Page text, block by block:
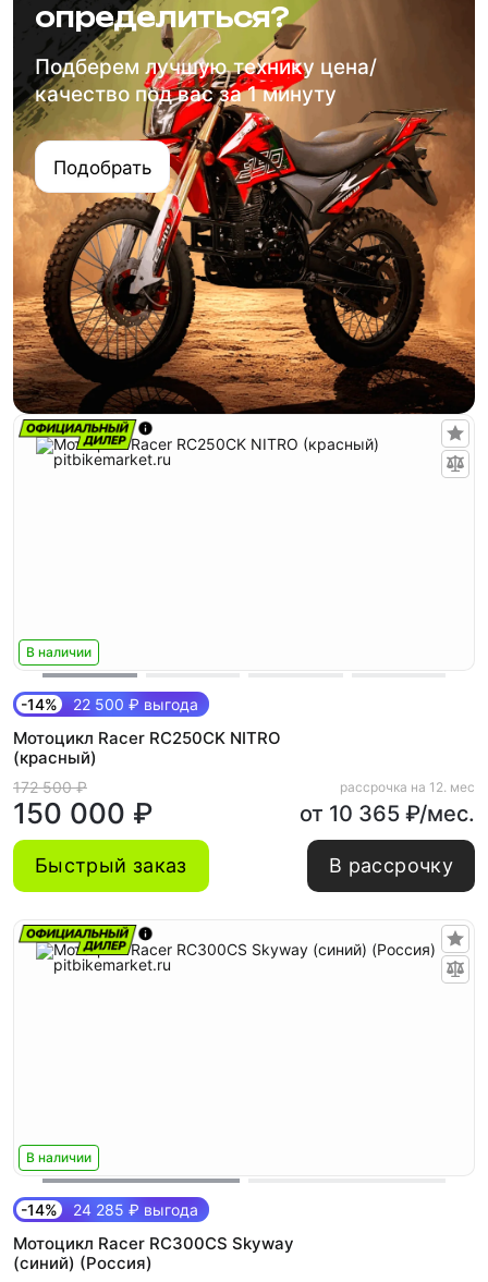
определиться?
Подберем лучшую технику цена/
качество под вас за 1 минуту
Подобрать
В наличии
-14% 22 500 ₽ выгода
Мотоцикл Racer RC250CK NITRO
(красный)
172 500 ₽
150 000 ₽
рассрочка на 12. мес
от 10 365 ₽/мес.
Быстрый заказ В рассрочку
В наличии
-14% 24 285 ₽ выгода
Мотоцикл Racer RC300CS Skyway
(синий) (Россия)